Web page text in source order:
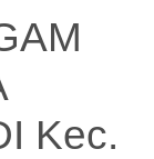
Kec.